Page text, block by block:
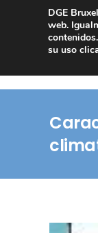
DGE
web.
su uso